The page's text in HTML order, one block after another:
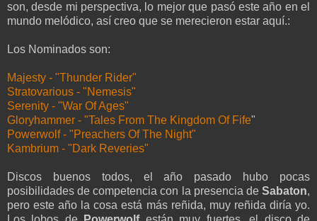
son, desde mi perspectiva, lo mejor que pasó este año en el
mundo melódico, así creo que se merecieron estar aquí.:
Los Nominados son:
Majesty - "Thunder Rider"
Stratovarious - "Nemesis"
Serenity - "War Of Ages"
Gloryhammer - "Tales From The Kingdom Of Fife"
Powerwolf - "Preachers Of The Night"
Kambrium - "Dark Reveries"
Discos buenos todos, el año pasado hubo pocas
posibilidades de competencia con la presencia de Sabaton,
pero este año la cosa está más reñida, muy reñida diría yo.